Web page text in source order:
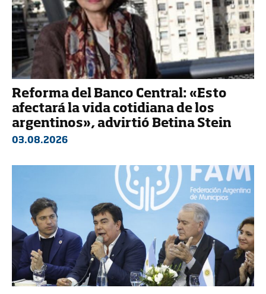
Reforma del Banco Central: «Esto
afectará la vida cotidiana de los
argentinos», advirtió Betina Stein
03.08.2026